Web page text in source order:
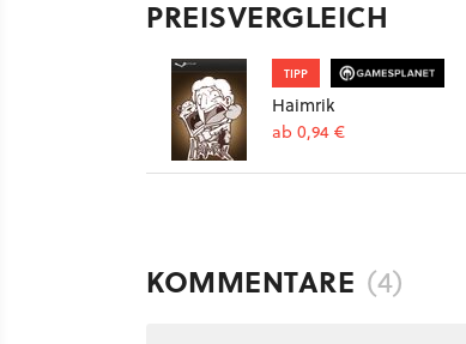
PREISVERGLEICH
TIPP
Haimrik
ab 0,94 €
KOMMENTARE (4)